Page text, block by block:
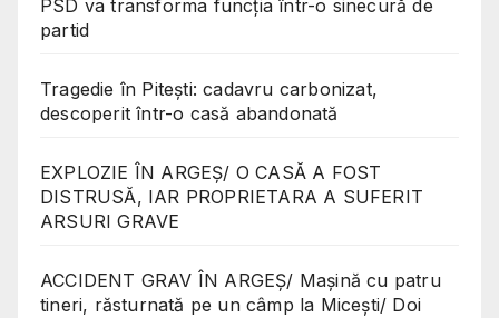
PSD va transforma funcția într-o sinecură de
partid
Tragedie în Pitești: cadavru carbonizat,
descoperit într-o casă abandonată
EXPLOZIE ÎN ARGEȘ/ O CASĂ A FOST
DISTRUSĂ, IAR PROPRIETARA A SUFERIT
ARSURI GRAVE
ACCIDENT GRAV ÎN ARGEȘ/ Mașină cu patru
tineri, răsturnată pe un câmp la Micești/ Doi